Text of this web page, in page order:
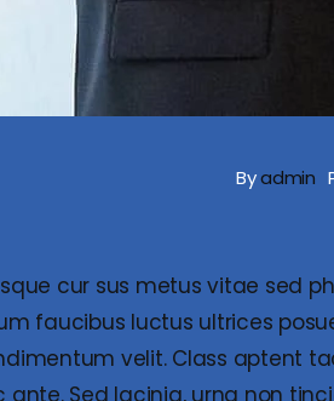
Byadmin
cur sus metus vitae sed
faucibus luctus ultrices
velit. Class aptent
ante. Sed lacinia, urna non